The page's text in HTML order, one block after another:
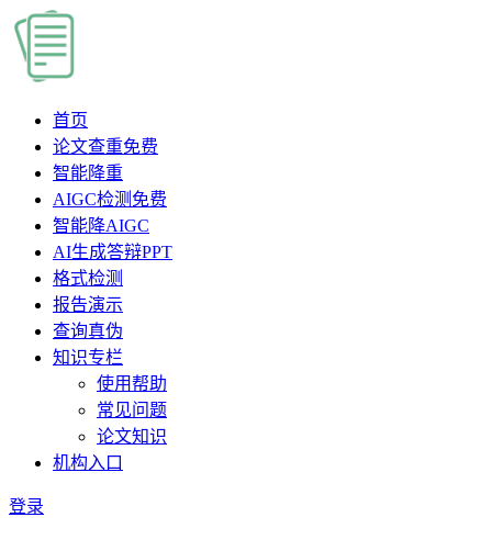
首页
论文查重免费
智能降重
AIGC检测 免费
智能降AIGC
AI生成答辩PPT
格式检测
报告演示
查询真伪
知识专栏
使用帮助
常见问题
论文知识
机构入口
登录